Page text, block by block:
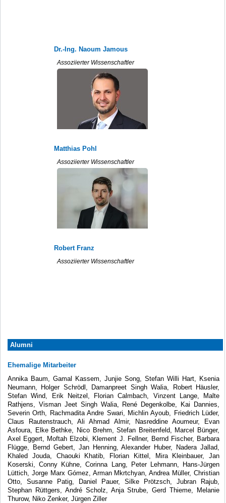
Dr.-Ing. Naoum Jamous
Assoziierter Wissenschaftler
Matthias Pohl
Assoziierter Wissenschaftler
Robert Franz
Assoziierter Wissenschaftler
Alumni
Ehemalige Mitarbeiter
Annika Baum, Gamal Kassem, Junjie Song, Stefan Willi Hart, Ksenia
Neumann, Holger Schrödl, Damanpreet Singh Walia, Robert Häusler,
Stefan Wind, Erik Neitzel, Florian Calmbach, Vinzent Lange, Malte
Rathjens, Visman Jeet Singh Walia, René Degenkolbe, Kai Dannies,
Severin Orth, Rachmadita Andre Swari, Michlin Ayoub, Friedrich Lüder,
Claus Rautenstrauch, Ali Ahmad Almir, Nasreddine Aoumeur, Evan
Asfoura, Elke Bethke, Nico Brehm, Stefan Breitenfeld, Marcel Bünger,
Axel Eggert, Moftah Elzobi, Klement J. Fellner, Bernd Fischer, Barbara
Flügge, Bernd Gebert, Jan Henning, Alexander Huber, Nadera Jallad,
Khaled Jouda, Chaouki Khatib, Florian Kittel, Mira Kleinbauer, Jan
Koserski, Conny Kühne, Corinna Lang, Peter Lehmann, Hans-Jürgen
Lüttich, Jorge Marx Gómez, Arman Mkrtchyan, Andrea Müller, Christian
Otto, Susanne Patig, Daniel Pauer, Silke Prötzsch, Jubran Rajub,
Stephan Rüttgers, André Scholz, Anja Strube, Gerd Thieme, Melanie
Thurow, Niko Zenker, Jürgen Ziller